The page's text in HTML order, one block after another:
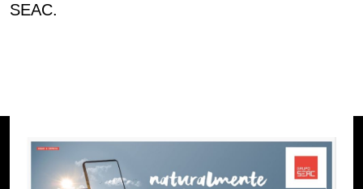
SEAC.